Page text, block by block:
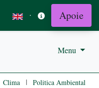
· Apoie
Menu
Clima | Politica Ambiental